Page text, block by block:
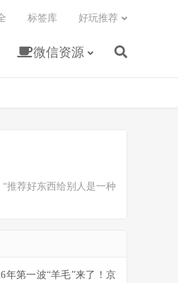
微信资源
标签库 好玩推荐
推荐好东西给别人是一种
年第一波“羊毛”来了！京